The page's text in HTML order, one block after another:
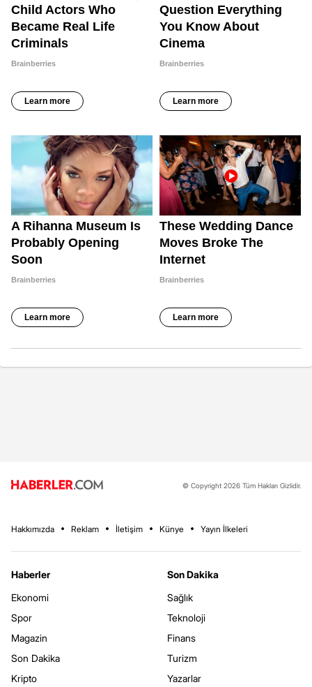
© Copyright 2026 Tüm Hakları Gizlidir.
Hakkımızda Reklam İletişim Künye Yayın İlkeleri
Haberler
Ekonomi
Spor
Magazin
Son Dakika
Kripto
Son Dakika
Sağlık
Teknoloji
Finans
Turizm
Yazarlar